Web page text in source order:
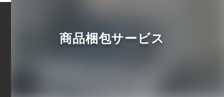
商品梱包サービス